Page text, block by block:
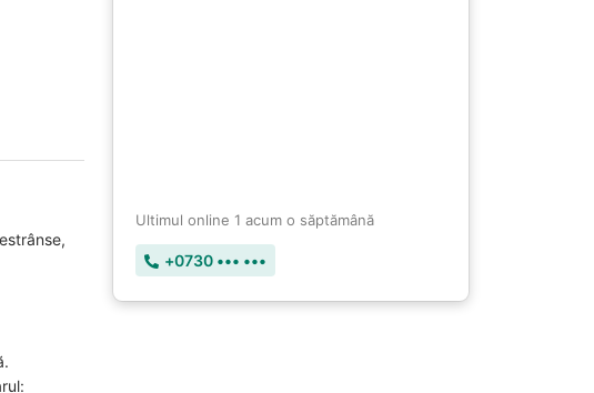
Ultimul online 1 acum o săptămână
+0730 ••• •••